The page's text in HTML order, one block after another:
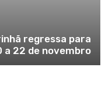
regressa para
a 22 de novembro